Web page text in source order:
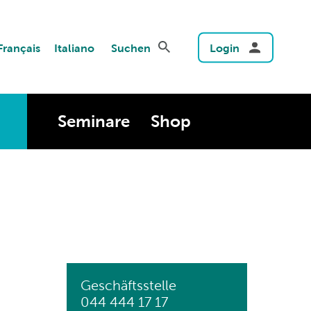
Italiano Suchen Login
Seminare Shop
Geschäftsstelle
044 444 17 17